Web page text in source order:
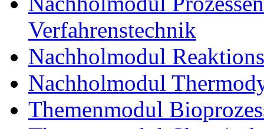
Verfahrenstechnik
Nachholmodul
Nachholmodul
Themenmodul